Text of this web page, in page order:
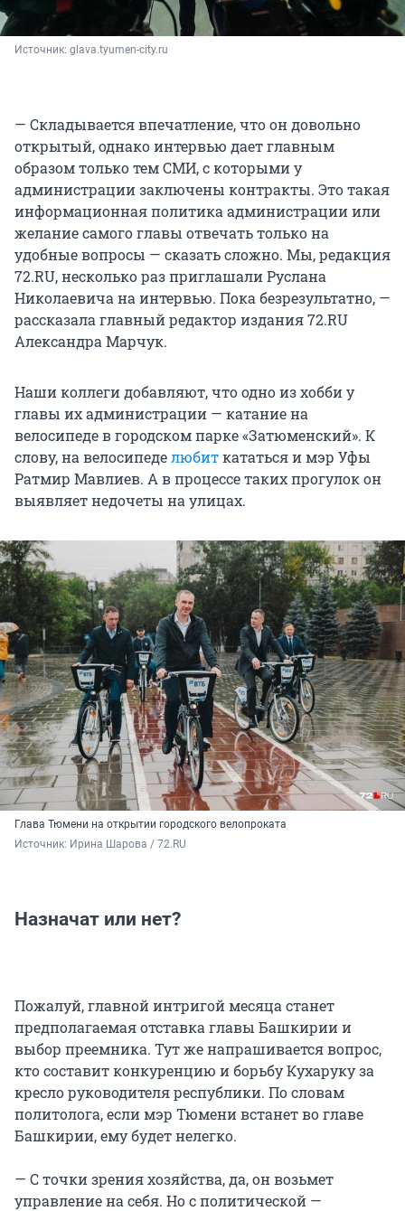
Источник: glava.tyumen-city.ru
— Складывается впечатление, что он довольно
открытый, однако интервью дает главным
образом только тем СМИ, с которыми у
администрации заключены контракты. Это такая
информационная политика администрации или
желание самого главы отвечать только на
удобные вопросы — сказать сложно. Мы, редакция
72.RU, несколько раз приглашали Руслана
Николаевича на интервью. Пока безрезультатно, —
рассказала главный редактор издания 72.RU
Александра Марчук.
Наши коллеги добавляют, что одно из хобби у
главы их администрации — катание на
велосипеде в городском парке «Затюменский». К
слову, на велосипеделюбиткататься и мэр Уфы
Ратмир Мавлиев. А в процессе таких прогулок он
выявляет недочеты на улицах.
Глава Тюмени на открытии городского велопроката
Источник: Ирина Шарова / 72.RU
Назначат или нет?
Пожалуй, главной интригой месяца станет
предполагаемая отставка главы Башкирии и
выбор преемника. Тут же напрашивается вопрос,
кто составит конкуренцию и борьбу Кухаруку за
кресло руководителя республики. По словам
политолога, если мэр Тюмени встанет во главе
Башкирии, ему будет нелегко.
— С точки зрения хозяйства, да, он возьмет
управление на себя. Но с политической —